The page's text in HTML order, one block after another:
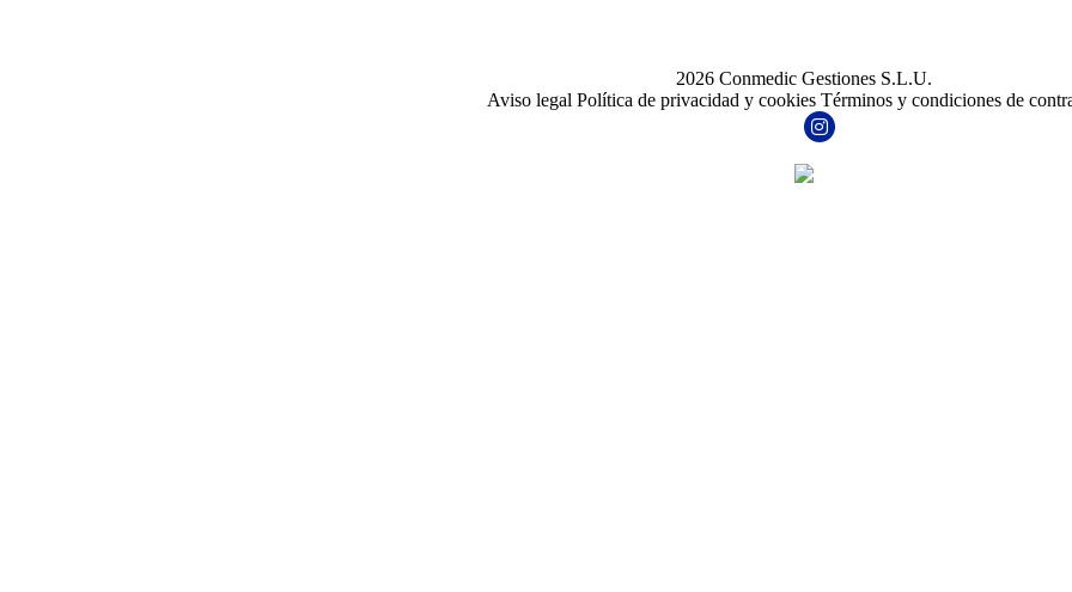
2026 Conmedic Gestiones S.L.U.
Aviso legal Política de privacidad y cookies Términos y condiciones de
FacebookInstagram